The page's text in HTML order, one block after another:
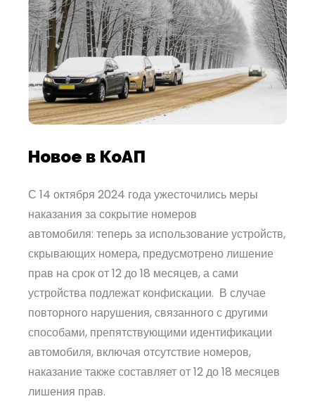
Новое в КоАП
С 14 октября 2024 года ужесточились меры
наказания за сокрытие номеров
автомобиля: теперь за использование устройств,
скрывающих номера, предусмотрено лишение
прав на срок от 12 до 18 месяцев, а сами
устройства подлежат конфискации. В случае
повторного нарушения, связанного с другими
способами, препятствующими идентификации
автомобиля, включая отсутствие номеров,
наказание также составляет от 12 до 18 месяцев
лишения прав.